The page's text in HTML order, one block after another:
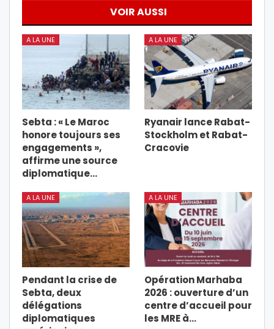
VOIR AUSSI
A LA UNE
Sebta : « Le Maroc
honore toujours ses
engagements »,
affirme une source
diplomatique…
A LA UNE
Ryanair lance Rabat-
Stockholm et Rabat-
Cracovie
A LA UNE
Pendant la crise de
Sebta, deux
délégations
diplomatiques
A LA UNE
Opération Marhaba
2026 : ouverture d’un
centre d’accueil pour
les MRE à…